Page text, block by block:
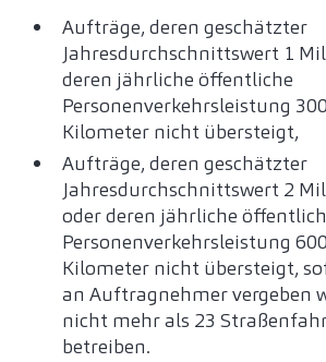
Aufträge, deren geschätzter
Jahresdurchschnittswert 1
deren jährliche öffentliche
Personenverkehrsleistung
Kilometer nicht übersteigt,
Aufträge, deren geschätzter
Jahresdurchschnittswert 2
oder deren jährliche
Personenverkehrsleistung
Kilometer nicht übersteigt,
an Auftragnehmer vergeben
nicht mehr als 23
betreiben.